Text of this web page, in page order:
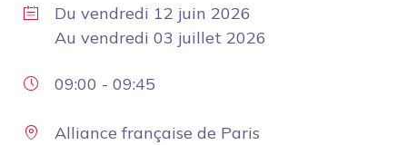
Du vendredi 12 juin 2026
Au vendredi 03 juillet 2026
09:00 - 09:45
Alliance française de Paris